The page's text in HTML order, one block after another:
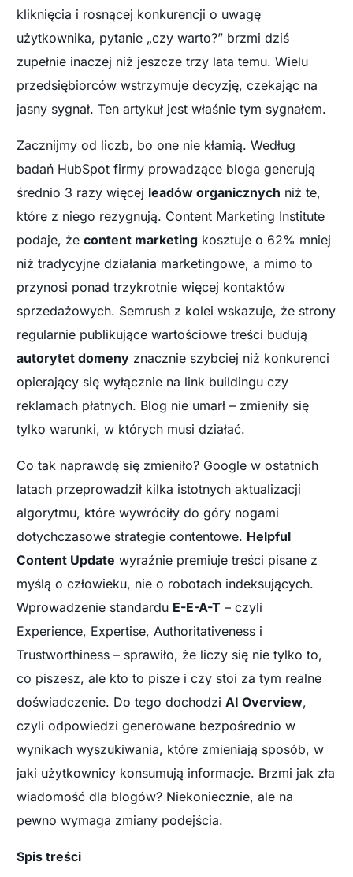
kliknięcia i rosnącej konkurencji o uwagę
użytkownika, pytanie „czy warto?” brzmi dziś
zupełnie inaczej niż jeszcze trzy lata temu. Wielu
przedsiębiorców wstrzymuje decyzję, czekając na
jasny sygnał. Ten artykuł jest właśnie tym sygnałem.
Zacznijmy od liczb, bo one nie kłamią. Według
badań HubSpot firmy prowadzące bloga generują
średnio 3 razy więcej leadów organicznych niż te,
które z niego rezygnują. Content Marketing Institute
podaje, żecontent marketing kosztuje o 62% mniej
niż tradycyjne działania marketingowe, a mimo to
przynosi ponad trzykrotnie więcej kontaktów
sprzedażowych. Semrush z kolei wskazuje, że strony
regularnie publikujące wartościowe treści budują
autorytet domeny znacznie szybciej niż konkurenci
opierający się wyłącznie na link buildingu czy
reklamach płatnych. Blog nie umarł – zmieniły się
tylko warunki, w których musi działać.
Co tak naprawdę się zmieniło? Google w ostatnich
latach przeprowadził kilka istotnych aktualizacji
algorytmu, które wywróciły do góry nogami
dotychczasowe strategie contentowe. Helpful
Content Update wyraźnie premiuje treści pisane z
myślą o człowieku, nie o robotach indeksujących.
Wprowadzenie standardu E-E-A-T – czyli
Experience, Expertise, Authoritativeness i
Trustworthiness – sprawiło, że liczy się nie tylko to,
co piszesz, ale kto to pisze i czy stoi za tym realne
doświadczenie. Do tego dochodziAI Overview,
czyli odpowiedzi generowane bezpośrednio w
wynikach wyszukiwania, które zmieniają sposób, w
jaki użytkownicy konsumują informacje. Brzmi jak zła
wiadomość dla blogów? Niekoniecznie, ale na
pewno wymaga zmiany podejścia.
Spis treści